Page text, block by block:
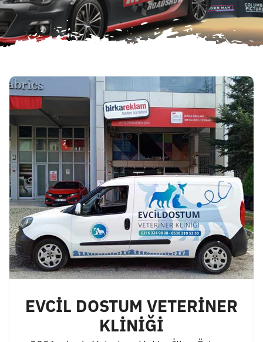
EVCİL DOSTUM VETERİNER
KLİNİĞİ